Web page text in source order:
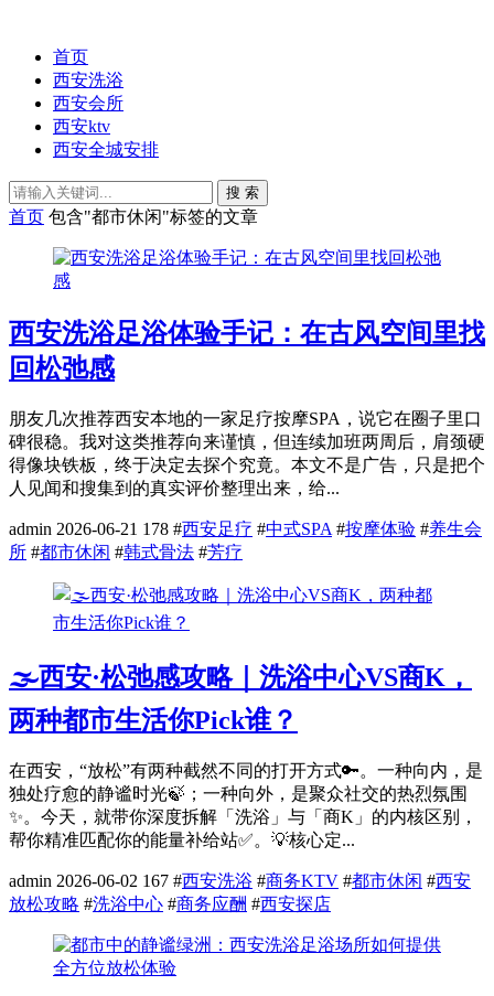
首页
西安洗浴
西安会所
西安ktv
西安全城安排
搜 索
首页 包含"都市休闲"标签的文章
西安洗浴足浴体验手记：在古风空间里找
回松弛感
朋友几次推荐西安本地的一家足疗按摩SPA，说它在圈子里口
碑很稳。我对这类推荐向来谨慎，但连续加班两周后，肩颈硬
得像块铁板，终于决定去探个究竟。本文不是广告，只是把个
人见闻和搜集到的真实评价整理出来，给...
admin 2026-06-21 178 #西安足疗 #中式SPA #按摩体验 #养生会
所 #都市休闲 #韩式骨法 #芳疗
🌫️西安·松弛感攻略｜洗浴中心VS商K，
两种都市生活你Pick谁？
在西安，“放松”有两种截然不同的打开方式🔑。一种向内，是
独处疗愈的静谧时光🍃；一种向外，是聚众社交的热烈氛围
✨。今天，就带你深度拆解「洗浴」与「商K」的内核区别，
帮你精准匹配你的能量补给站✅。💡核心定...
admin 2026-06-02 167 #西安洗浴 #商务KTV #都市休闲 #西安
放松攻略 #洗浴中心 #商务应酬 #西安探店